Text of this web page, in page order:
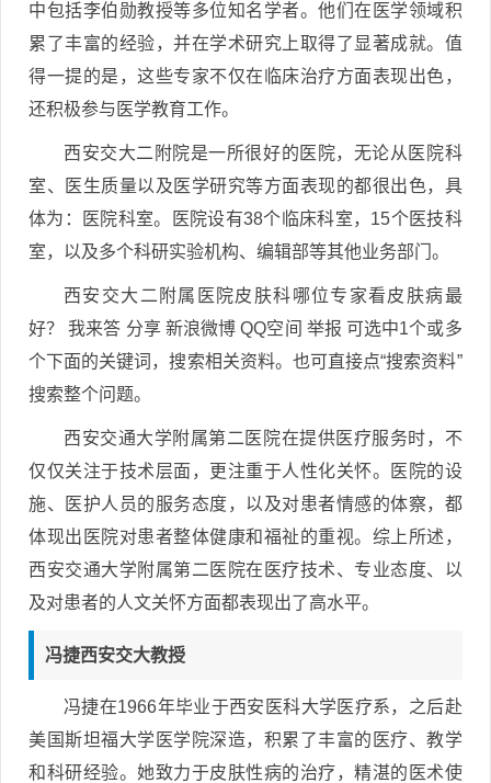
中包括李伯勋教授等多位知名学者。他们在医学领域积
累了丰富的经验，并在学术研究上取得了显著成就。值
得一提的是，这些专家不仅在临床治疗方面表现出色，
还积极参与医学教育工作。
西安交大二附院是一所很好的医院，无论从医院科
室、医生质量以及医学研究等方面表现的都很出色，具
体为：医院科室。医院设有38个临床科室，15个医技科
室，以及多个科研实验机构、编辑部等其他业务部门。
西安交大二附属医院皮肤科哪位专家看皮肤病最
好？ 我来答 分享 新浪微博 QQ空间 举报 可选中1个或多
个下面的关键词，搜索相关资料。也可直接点“搜索资料”
搜索整个问题。
西安交通大学附属第二医院在提供医疗服务时，不
仅仅关注于技术层面，更注重于人性化关怀。医院的设
施、医护人员的服务态度，以及对患者情感的体察，都
体现出医院对患者整体健康和福祉的重视。综上所述，
西安交通大学附属第二医院在医疗技术、专业态度、以
及对患者的人文关怀方面都表现出了高水平。
冯捷西安交大教授
冯捷在1966年毕业于西安医科大学医疗系，之后赴
美国斯坦福大学医学院深造，积累了丰富的医疗、教学
和科研经验。她致力于皮肤性病的治疗，精湛的医术使